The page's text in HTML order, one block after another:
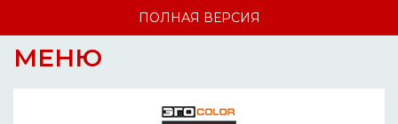
ПОЛНАЯ ВЕРСИЯ
МЕНЮ